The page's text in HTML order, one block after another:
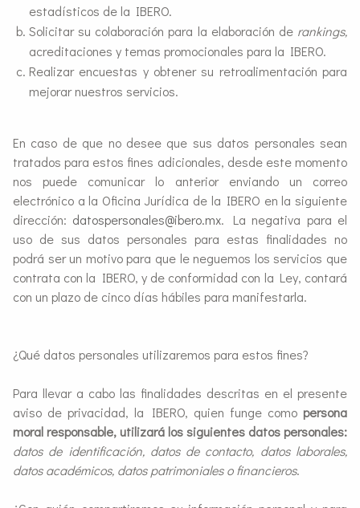
estadísticos de la IBERO.
Solicitar su colaboración para la elaboración de rankings,
acreditaciones y temas promocionales para la IBERO.
Realizar encuestas y obtener su retroalimentación para
mejorar nuestros servicios.
En caso de que no desee que sus datos personales sean
tratados para estos fines adicionales, desde este momento
nos puede comunicar lo anterior enviando un correo
electrónico a la Oficina Jurídica de la IBERO en la siguiente
dirección: datospersonales@ibero.mx. La negativa para el
uso de sus datos personales para estas finalidades no
podrá ser un motivo para que le neguemos los servicios que
contrata con la IBERO, y de conformidad con la Ley, contará
con un plazo de cinco días hábiles para manifestarla.
¿Qué datos personales utilizaremos para estos fines?
Para llevar a cabo las finalidades descritas en el presente
aviso de privacidad, la IBERO, quien funge como persona
moral responsable, utilizará los siguientes datos personales:
datos de identificación, datos de contacto, datos laborales,
datos académicos, datos patrimoniales o financieros.